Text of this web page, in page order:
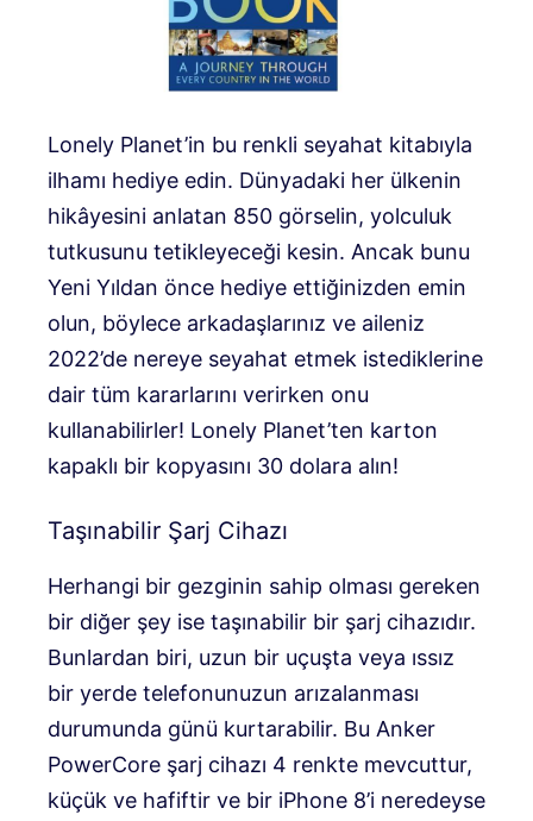
Lonely Planet’in bu renkli seyahat kitabıyla
ilhamı hediye edin. Dünyadaki her ülkenin
hikâyesini anlatan 850 görselin, yolculuk
tutkusunu tetikleyeceği kesin. Ancak bunu
Yeni Yıldan önce hediye ettiğinizden emin
olun, böylece arkadaşlarınız ve aileniz
2022’de nereye seyahat etmek istediklerine
dair tüm kararlarını verirken onu
kullanabilirler! Lonely Planet’ten karton
kapaklı bir kopyasını 30 dolara alın!
Taşınabilir Şarj Cihazı
Herhangi bir gezginin sahip olması gereken
bir diğer şey ise taşınabilir bir şarj cihazıdır.
Bunlardan biri, uzun bir uçuşta veya ıssız
bir yerde telefonunuzun arızalanması
durumunda günü kurtarabilir. Bu Anker
PowerCore şarj cihazı 4 renkte mevcuttur,
küçük ve hafiftir ve bir iPhone 8’i neredeyse